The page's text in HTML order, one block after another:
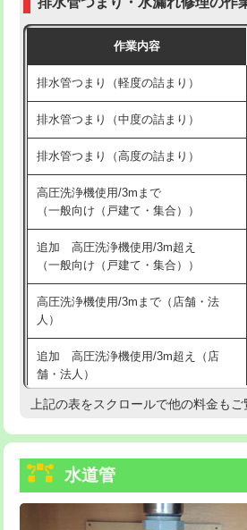
追加人工
※給水管工事は20mmまでの価格です。
持込商品取付（単水栓）
持込商品取付（混合水栓）
持込商品取付（浄水器・分岐水栓）
給水管工事※（ホール加工)
給水管工事※（バンド止め)
給水管工事※（支持金具設置)
給水管工事※（保温材使用（バンド止
め込み）)
給水管工事※（土の掘削・埋め戻し作
業)
給水管工事※（塩ビ管（VP・HI）使
用/3ｍまで)
給水管工事※（塩ビ管（VP・HI）使
給水管工事※（ライニング鋼管・銅
管・ポリ管・HT管使用/3ｍまで)
給水管工事※（ライニング鋼管・銅
作業内容
排水管つまり（軽度の詰まり）
排水管つまり（中度の詰まり）
排水管つまり（高度の詰まり）
高圧洗浄機使用/3mまで
（一般向け（戸建て・集合））
追加 高圧洗浄機使用/3m超え
（一般向け（戸建て・集合））
高圧洗浄機使用/3mまで（店舗・法
人）
追加 高圧洗浄機使用/3m超え（店
舗・法人）
高度高圧洗浄換
トーラー機使用/3mまで
追加トーラー機使用/3m超え
上記の表をスクロールで他の料金もご
水道管